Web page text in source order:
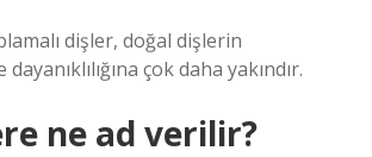
dişler, doğal dişlerin
dayanıklılığına çok daha yakındır.
ne ad verilir?